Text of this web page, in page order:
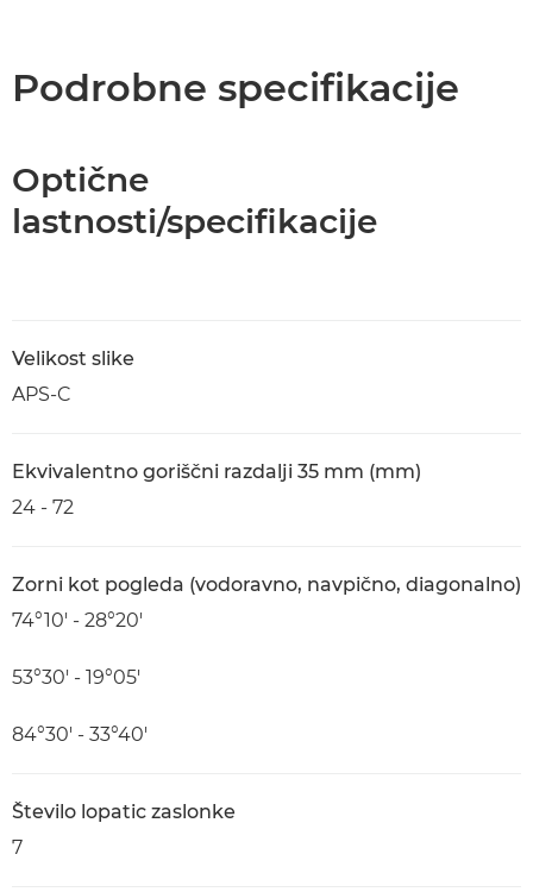
Podrobne specifikacije
Optične
lastnosti/specifikacije
Velikost slike
APS-C
Ekvivalentno goriščni razdalji 35 mm (mm)
24 - 72
Zorni kot pogleda (vodoravno, navpično, diagonalno)
74°10′ - 28°20′
53°30′ - 19°05′
84°30′ - 33°40′
Število lopatic zaslonke
7